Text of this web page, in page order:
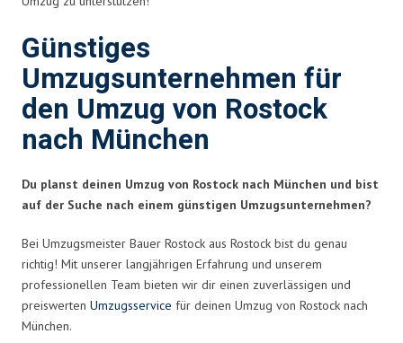
Günstiges
Umzugsunternehmen für
den Umzug von Rostock
nach München
Du planst deinen Umzug von Rostock nach München und bist
auf der Suche nach einem günstigen Umzugsunternehmen?
Bei Umzugsmeister Bauer Rostock aus Rostock bist du genau
richtig! Mit unserer langjährigen Erfahrung und unserem
professionellen Team bieten wir dir einen zuverlässigen und
preiswerten Umzugsservice für deinen Umzug von Rostock nach
München.